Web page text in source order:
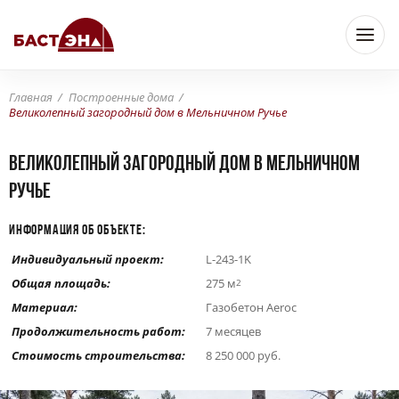
Главная
Построенные дома
Великолепный загородный дом в Мельничном Ручье
Великолепный загородный дом в Мельничном
Ручье
ИНФОРМАЦИЯ ОБ ОБЪЕКТЕ:
Индивидуальный проект:
L-243-1K
Общая площадь:
275 м2
Материал:
Газобетон Aeroc
Продолжительность работ:
7 месяцев
Стоимость строительства:
8 250 000 руб.